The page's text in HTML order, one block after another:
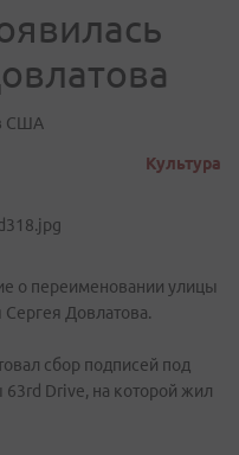
США
Культура
о переименовании улицы
Сергея Довлатова.
сбор подписей под
Drive, на которой жил